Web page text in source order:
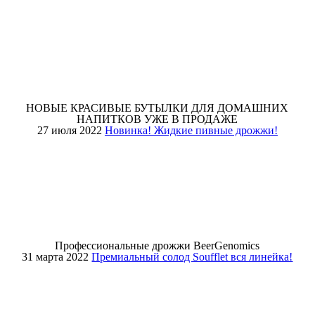
НОВЫЕ КРАСИВЫЕ БУТЫЛКИ ДЛЯ ДОМАШНИХ
НАПИТКОВ УЖЕ В ПРОДАЖЕ
27 июля 2022 Новинка! Жидкие пивные дрожжи!
Профессиональные дрожжи BeerGenomics
31 марта 2022 Премиальный солод Soufflet вся линейка!